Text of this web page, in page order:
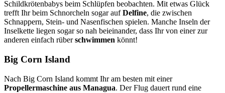
Schildkrötenbabys beim Schlüpfen beobachten. Mit etwas Glück
trefft Ihr beim Schnorcheln sogar aufDelfine, die zwischen
Schnappern, Stein- und Nasenfischen spielen. Manche Inseln der
Inselkette liegen sogar so nah beieinander, dass Ihr von einer zur
anderen einfach rüberschwimmen könnt!
Big Corn Island
Nach Big Corn Island kommt Ihr am besten mit einer
Propellermaschine aus Managua. Der Flug dauert rund eine